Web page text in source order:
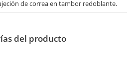
de correa en tambor redoblante.
del producto